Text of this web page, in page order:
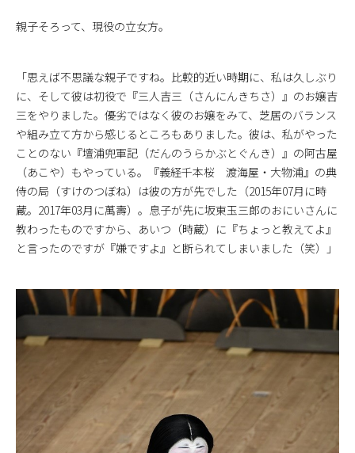
親子そろって、現役の立女方。
「思えば不思議な親子ですね。比較的近い時期に、私は久しぶり
に、そして彼は初役で『三人吉三（さんにんきちさ）』のお嬢吉
三をやりました。優劣ではなく彼のお嬢をみて、芝居のバランス
や組み立て方から感じるところもありました。彼は、私がやった
ことのない『壇浦兜軍記（だんのうらかぶとぐんき）』の阿古屋
（あこや）もやっている。『義経千本桜 渡海屋・大物浦』の典
侍の局（すけのつぼね）は彼の方が先でした（2015年07月に時
蔵。2017年03月に萬壽）。息子が先に坂東玉三郎のおにいさんに
教わったものですから、あいつ（時蔵）に『ちょっと教えてよ』
と言ったのですが『嫌ですよ』と断られてしまいました（笑）」